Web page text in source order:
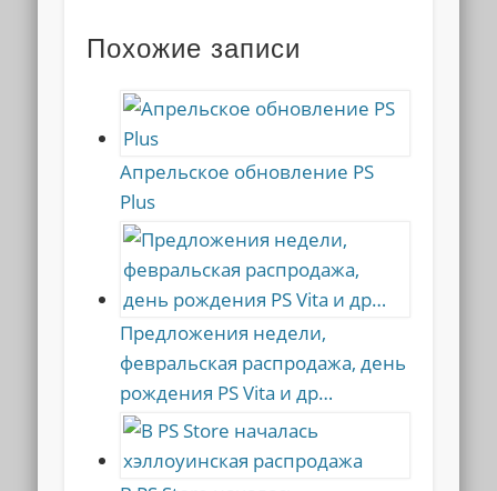
Похожие записи
Апрельское обновление PS
Plus
Предложения недели,
февральская распродажа, день
рождения PS Vita и др…